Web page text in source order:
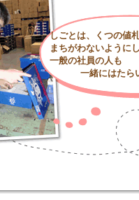
しごとは、くつの値
まちがわないように
一般の社員の人も
一緒にはたらい